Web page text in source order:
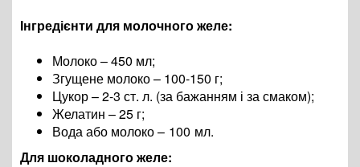
Інгредієнти для молочного желе:
Молоко – 450 мл;
Згущене молоко – 100-150 г;
Цукор–2-3 ст. л. (за бажанням і за смаком);
Желатин –25 г;
Вода або молоко– 100 мл.
Для шоколадного желе: